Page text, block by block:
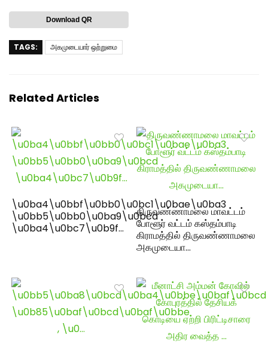
Download QR
TAGS: அகமுடையார் ஒற்றுமை
Related Articles
\u0ba4\u0bbf\u0bb0\u0bc1\u0bae\u0ba3
\u0bb5\u0bb0\u0ba9\u0bcd
\u0ba4\u0bc7\u0b9f…
திருவண்ணாமலை மாவட்டம்
போளூர் வட்டம் கஸ்தம்பாடி
கிராமத்தில் திருவண்ணாமலை
அகமுடையா…